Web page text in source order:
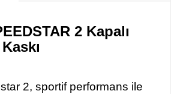
2 Kapalı
2, sportif performans ile